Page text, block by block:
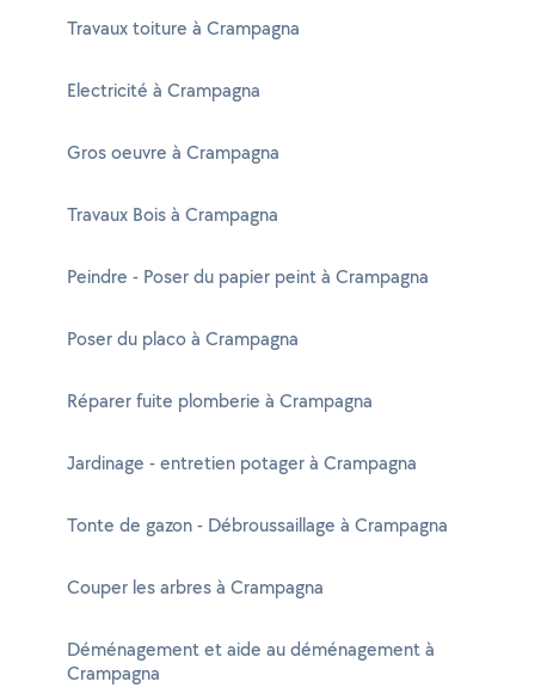
Travaux toiture à Crampagna
Electricité à Crampagna
Gros oeuvre à Crampagna
Travaux Bois à Crampagna
Peindre - Poser du papier peint à Crampagna
Poser du placo à Crampagna
Réparer fuite plomberie à Crampagna
Jardinage - entretien potager à Crampagna
Tonte de gazon - Débroussaillage à Crampagna
Couper les arbres à Crampagna
Déménagement et aide au déménagement à
Crampagna